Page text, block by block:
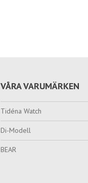
VÅRA VARUMÄRKEN
Tidéna Watch
Di-Modell
BEAR